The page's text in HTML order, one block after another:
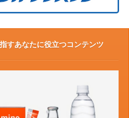
すあなたに役立つコンテンツ